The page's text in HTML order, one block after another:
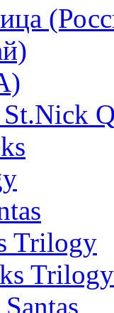
Trilogy
Trilogy